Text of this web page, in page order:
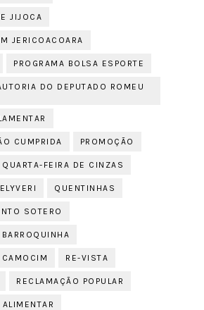
JIJOCA
JERICOACOARA
PROGRAMA BOLSA ESPORTE
DO DEPUTADO ROMEU
CUMPRIDA PROMOÇÃO
QUARTA-FEIRA DE CINZAS
QUENTINHAS
SOTERO
RE-VISTA
RECLAMAÇÃO POPULAR